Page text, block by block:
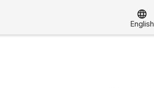
language
English